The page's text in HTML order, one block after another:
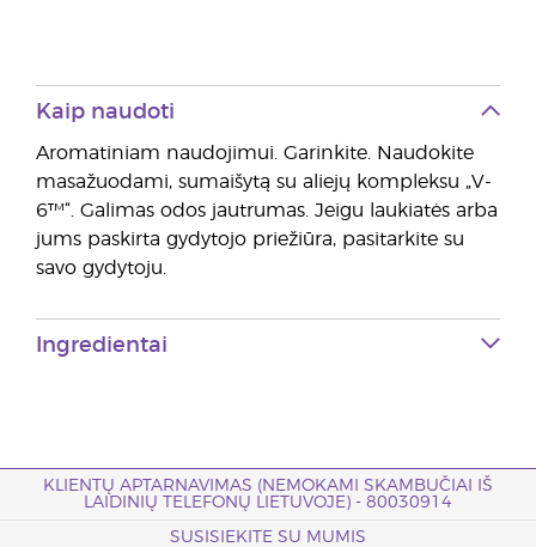
Kaip naudoti
Aromatiniam naudojimui. Garinkite. Naudokite
masažuodami, sumaišytą su aliejų kompleksu „V-
6™“. Galimas odos jautrumas. Jeigu laukiatės arba
jums paskirta gydytojo priežiūra, pasitarkite su
savo gydytoju.
Ingredientai
KLIENTŲ APTARNAVIMAS (NEMOKAMI SKAMBUČIAI IŠ
LAIDINIŲ TELEFONŲ LIETUVOJE) - 80030914
SUSISIEKITE SU MUMIS